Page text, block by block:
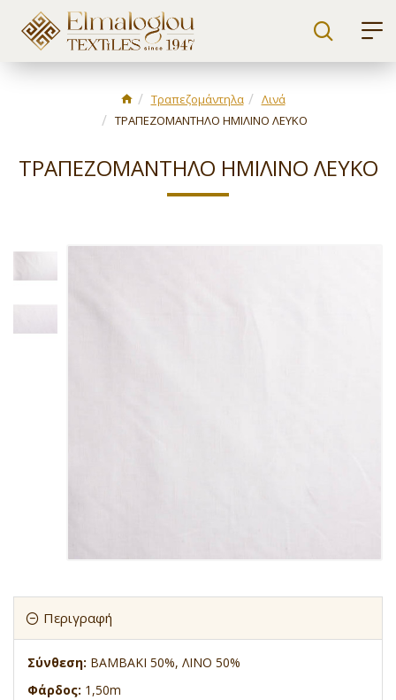
Τραπεζομάντηλα
Λινά
ΤΡΑΠΕΖΟΜΑΝΤΗΛΟ ΗΜΙΛΙΝΟ ΛΕΥΚΟ
ΤΡΑΠΕΖΟΜΑΝΤΗΛΟ ΗΜΙΛΙΝΟ ΛΕΥΚΟ
Περιγραφή
Σύνθεση: BAMBAKI 50%, ΛΙΝΟ 50%
Φάρδος: 1,50m